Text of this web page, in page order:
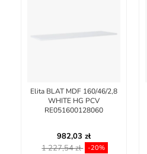
Elita BLAT MDF 160/46/2,8
WHITE HG PCV
RE051600128060
982,03 zł
1 227,54 zł -20%